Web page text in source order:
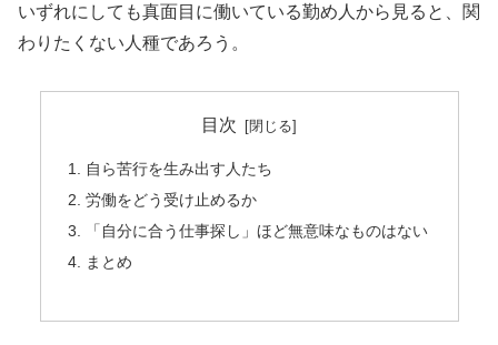
いずれにしても真面目に働いている勤め人から見ると、関
わりたくない人種であろう。
目次
自ら苦行を生み出す人たち
労働をどう受け止めるか
「自分に合う仕事探し」ほど無意味なものはない
まとめ